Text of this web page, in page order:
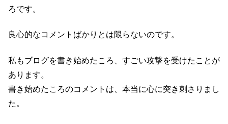
ろです。
良心的なコメントばかりとは限らないのです。
私もブログを書き始めたころ、すごい攻撃を受けたことが
あります。
書き始めたころのコメントは、本当に心に突き刺さりまし
た。